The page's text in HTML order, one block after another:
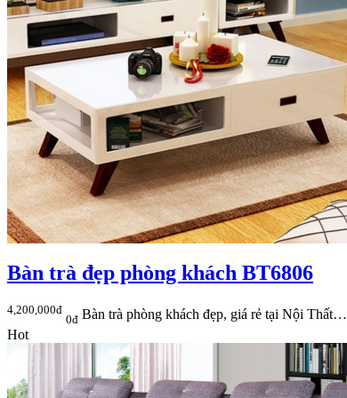
Bàn trà đẹp phòng khách BT6806
4,200,000đ
0đ Bàn trà phòng khách đẹp, giá rẻ tại Nội Thất…
Hot